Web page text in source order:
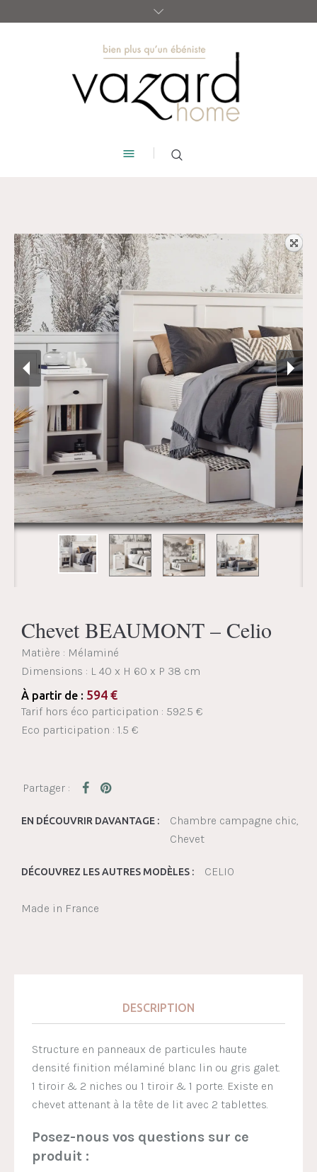
Chevet BEAUMONT – Celio
Matière : Mélaminé
Dimensions : L 40 x H 60 x P 38 cm
À partir de : 594 €
Tarif hors éco participation : 592.5 €
Eco participation : 1.5 €
EN DÉCOUVRIR DAVANTAGE :
Chambre campagne chic
Chevet
DÉCOUVREZ LES AUTRES MODÈLES : CELIO
Made in France
DESCRIPTION
Structure en panneaux de particules haute
densité finition mélaminé blanc lin ou gris galet.
1 tiroir & 2 niches ou 1 tiroir & 1 porte. Existe en
chevet attenant à la tête de lit avec 2 tablettes.
Posez-nous vos questions sur ce
produit :